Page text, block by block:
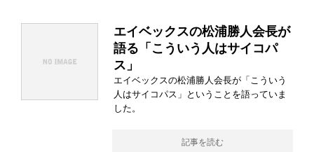
エイベックスの松浦勝人会長が
語る「こういう人はサイコパ
ス」
エイベックスの松浦勝人会長が「こういう
人はサイコパス」ということを語っていま
した。
記事を読む